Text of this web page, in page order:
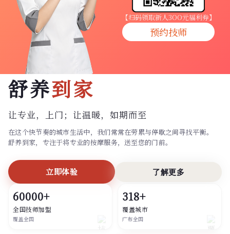
技师入驻
商家入驻
代理入驻
预约技师
【扫码领取新人3OO元福利券】
预约技师
舒养到家
让专业，上门； 让温暖，如期而至
在这个快节奏的城市生活中，我们常常在劳累与停歇之间寻找平衡。
舒养到家，专注于将专业的按摩服务，送至您的门前。
立即体验 了解更多
60000+
全国技师加盟
覆盖全国
318+
覆盖城市
广布全国